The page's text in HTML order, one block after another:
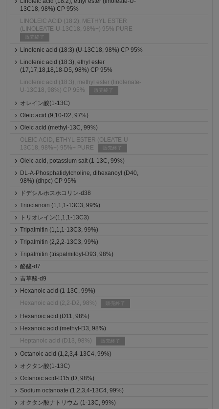
13C18, 98%) CP 95%
LINOLEIC ACID (18:2), METHYL ESTER
(LINOLEATE-U-13C18, 98%+) 95% PURE
販売終了
Linolenic acid (18:3) (U-13C18, 98%) CP 95%
Linolenic acid (18:3), ethyl ester
(17,17,18,18,18-D5, 98%) CP 95%
Linolenic acid (18:3), methyl ester (linolenate-
U-13C18, 98%) CP 95%
販売終了
オレイン酸(1-13C)
Oleic acid (9,10-D2, 97%)
Oleic acid (methyl-13C, 99%)
OLEIC ACID, ETHYL ESTER (OLEATE-U-
13C18, 98%+) 95%+ PURE
販売終了
Oleic acid, potassium salt (1-13C, 99%)
DL-A-Phosphatidylcholine, dihexanoyl (D40,
98%) (dhpc) CP 95%
ドデシルホスホコリン-d38
Trioctanoin (1,1,1-13C3, 99%)
トリオレイン(1,1,1-13C3)
Tripalmitin (1,1,1-13C3, 99%)
Tripalmitin (2,2,2-13C3, 99%)
Tripalmitin (trispalmitoyl-D93, 98%)
酪酸-d7
吉草酸-d9
Hexanoic acid (1-13C, 99%)
Hexanoic acid (2,2-D2, 98%)
販売終了
Hexanoic acid (D11, 98%)
Hexanoic acid (methyl-D3, 98%)
Heptanoic acid (D13, 98%)
販売終了
Octanoic acid (1,2,3,4-13C4, 99%)
オクタン酸(1-13C)
Octanoic acid-D15 (D, 98%)
Sodium octanoate (1,2,3,4-13C4, 99%)
オクタン酸ナトリウム (1-13C, 99%)